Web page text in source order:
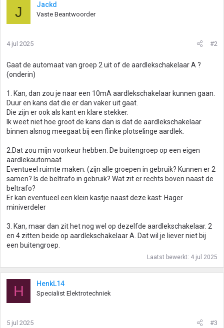
J Jackd
Vaste Beantwoorder
4 jul 2025 #2
Gaat de automaat van groep 2 uit of de aardlekschakelaar A ?
(onderin)
1. Kan, dan zou je naar een 10mA aardlekschakelaar kunnen gaan.
Duur en kans dat die er dan vaker uit gaat.
Die zijn er ook als kant en klare stekker.
Ik weet niet hoe groot de kans dan is dat de aardlekschakelaar
binnen alsnog meegaat bij een flinke plotselinge aardlek.
2.Dat zou mijn voorkeur hebben. De buitengroep op een eigen
aardlekautomaat.
Eventueel ruimte maken. (zijn alle groepen in gebruik? Kunnen er 2
samen? Is de beltrafo in gebruik? Wat zit er rechts boven naast de
beltrafo?
Er kan eventueel een klein kastje naast deze kast: Hager
miniverdeler
3. Kan, maar dan zit het nog wel op dezelfde aardlekschakelaar. 2
en 4 zitten beide op aardlekschakelaar A. Dat wil je liever niet bij
een buitengroep.
Laatst bewerkt: 4 jul 2025
H HenkL14
Specialist Elektrotechniek
5 jul 2025 #3